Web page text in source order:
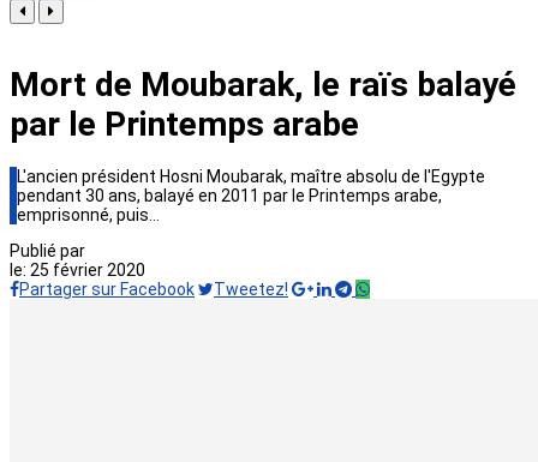
Mort de Moubarak, le raïs balayé
par le Printemps arabe
L'ancien président Hosni Moubarak, maître absolu de l'Egypte
pendant 30 ans, balayé en 2011 par le Printemps arabe,
emprisonné, puis…
Publié par
le: 25 février 2020
Partager sur Facebook
Tweetez!